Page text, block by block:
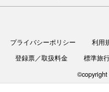
プライバシーポリシー 利用
登録票／取扱料金
標準旅